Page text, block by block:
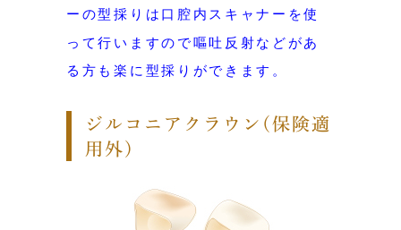
ーの型採りは口腔内スキャナーを使
って行いますので嘔吐反射などがあ
る方も楽に型採りができます。
ジルコニアクラウン(保険適
用外)